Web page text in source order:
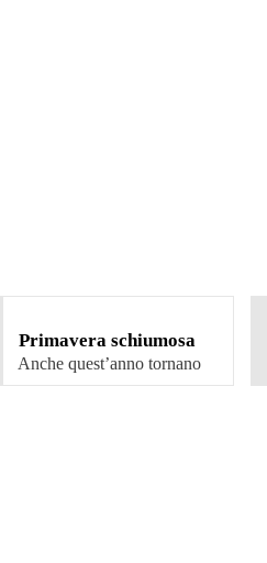
Primavera schiumosa
2023 – eventi “birrosi” in
Sicilia
Anche quest’anno tornano
alcuni degli …